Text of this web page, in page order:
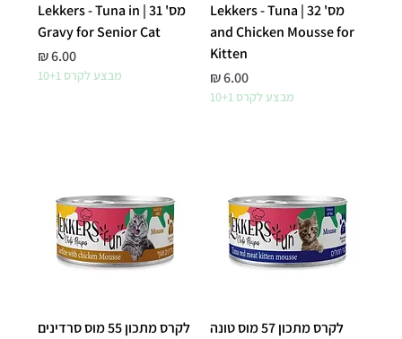
מס' 32 | Lekkers - Tuna
and Chicken Mousse for
Kitten
מחיר
מבצע לקרס 10+1
מס' 31 | Lekkers - Tuna in
Gravy for Senior Cat
מחיר
מבצע לקרס 10+1
לקרס מתכון 57 מוס טונה
לקרס מתכון 55 מוס סרדינים